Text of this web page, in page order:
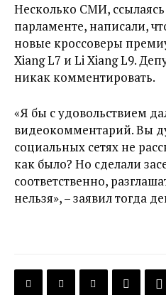
Несколько СМИ,
парламенте, написали,
новые кроссоверы
Xiang L7 и Li Xiang L9.
никак комментировать.
«Я бы с удовольствием
видеокомментарий. Вы
социальных сетях не
как было? Но сделали
соответственно,
нельзя», – заявил тогда